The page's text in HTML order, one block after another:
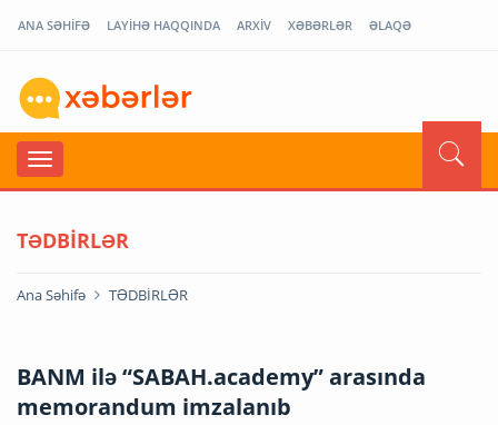
ANA SƏHİFƏ LAYİHƏ HAQQINDA ARXİV XƏBƏRLƏR ƏLAQƏ
TƏDBİRLƏR
Ana Səhifə TƏDBİRLƏR
BANM ilə “SABAH.academy” arasında
memorandum imzalanıb